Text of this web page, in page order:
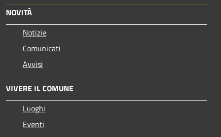
NOVITÀ
Notizie
Comunicati
Avvisi
VIVERE IL COMUNE
Luoghi
Eventi